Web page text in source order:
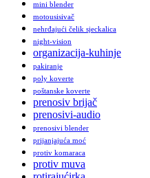
mini blender
motousisivač
nehrđajući čelik sjeckalica
night-vision
organizacija-kuhinje
pakiranje
poly koverte
poštanske koverte
prenosiv brijač
prenosivi-audio
prenosivi blender
prijanjajuća moć
protiv komaraca
protiv muva